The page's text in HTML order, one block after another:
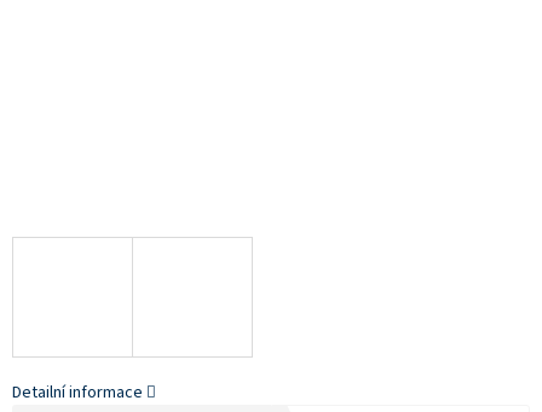
Detailní informace